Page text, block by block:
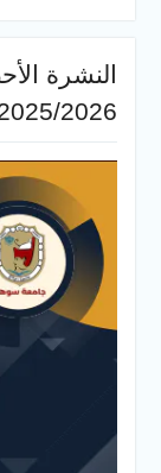
النشرة
2026